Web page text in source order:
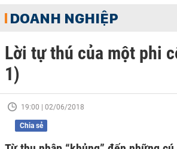
DOANH NGHIỆP
Lời tự thú của một phi
1)
19:00 | 02/06/2018
Chia sẻ